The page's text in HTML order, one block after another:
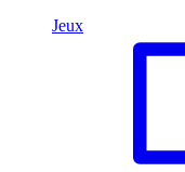
Jeux